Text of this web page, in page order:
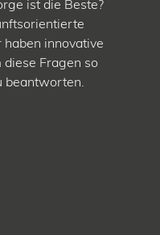
ist die Beste?
innovative
Fragen so
beantworten.